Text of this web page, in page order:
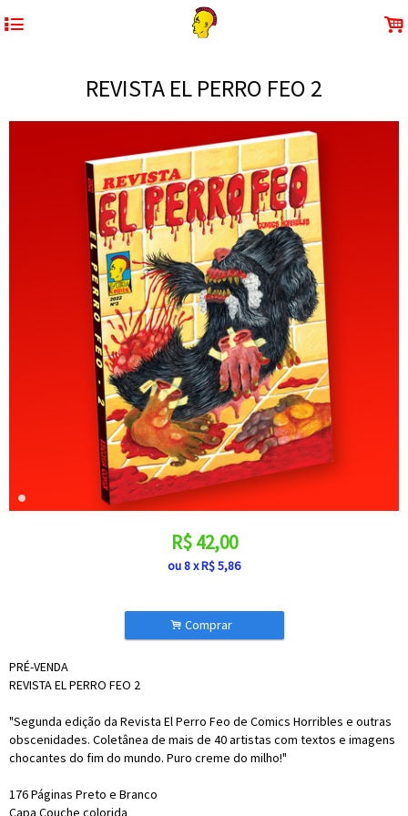
4 .
REVISTA EL PERRO FEO 2
R$42,00
ou8xR$5,86
. Comprar
PRÉ-VENDA
REVISTA EL PERRO FEO 2
"Segunda edição da Revista El Perro Feo de Comics Horribles e outras
obscenidades. Coletânea de mais de 40 artistas com textos e imagens
chocantes do fim do mundo. Puro creme do milho!"
176 Páginas Preto e Branco
Capa Couche colorida